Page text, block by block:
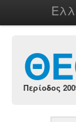
Περίοδος